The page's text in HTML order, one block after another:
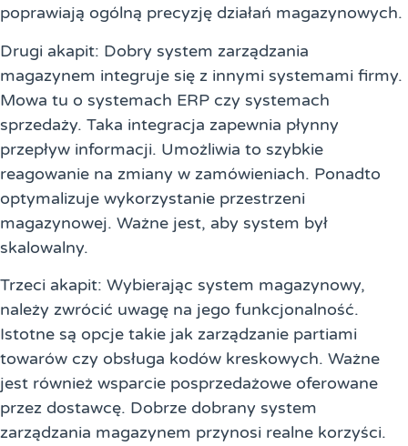
poprawiają ogólną precyzję działań magazynowych.
Drugi akapit: Dobry system zarządzania
magazynem integruje się z innymi systemami firmy.
Mowa tu o systemach ERP czy systemach
sprzedaży. Taka integracja zapewnia płynny
przepływ informacji. Umożliwia to szybkie
reagowanie na zmiany w zamówieniach. Ponadto
optymalizuje wykorzystanie przestrzeni
magazynowej. Ważne jest, aby system był
skalowalny.
Trzeci akapit: Wybierając system magazynowy,
należy zwrócić uwagę na jego funkcjonalność.
Istotne są opcje takie jak zarządzanie partiami
towarów czy obsługa kodów kreskowych. Ważne
jest również wsparcie posprzedażowe oferowane
przez dostawcę. Dobrze dobrany system
zarządzania magazynem przynosi realne korzyści.